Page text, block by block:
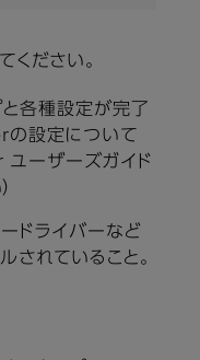
ください。
各種設定が完了
の設定について
ーザーズガイド
ドライバーなど
されていること。